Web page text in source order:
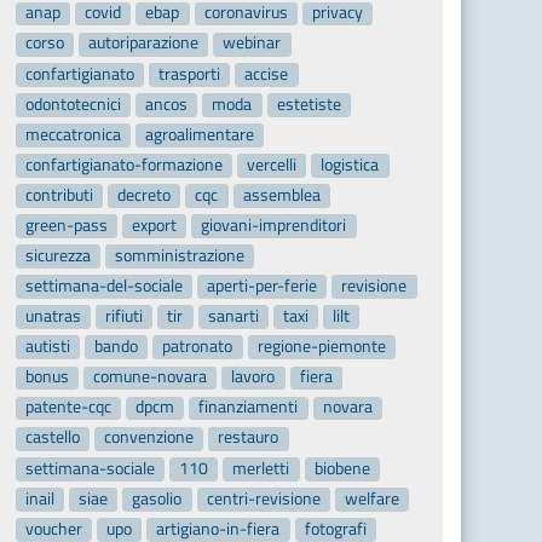
anap
covid ebap coronavirus
privacy
corso
autoriparazione
webinar
confartigianato
trasporti
accise
odontotecnici
ancos moda
estetiste
meccatronica
agroalimentare
confartigianato-formazione
vercelli
logistica
contributi
decreto cqc
assemblea
green-pass
export
giovani-imprenditori
sicurezza
somministrazione
settimana-del-sociale
aperti-per-ferie
revisione
unatras
rifiuti tir sanarti taxi
lilt
autisti
bando patronato
regione-piemonte
bonus
comune-novara lavoro
fiera
patente-cqc
dpcm finanziamenti
novara
castello
convenzione
restauro
settimana-sociale
110 merletti
biobene
inail
siae gasolio centri-revisione
welfare
voucher
upo artigiano-in-fiera
fotografi